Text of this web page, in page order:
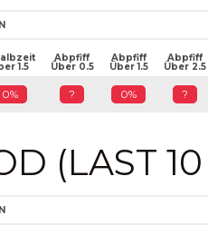
1.5
Abpfiff
Über 0.5
Abpfiff
Über 1.5
Abpfiff
Über 2.5
0% ? 0% ?
(LAST